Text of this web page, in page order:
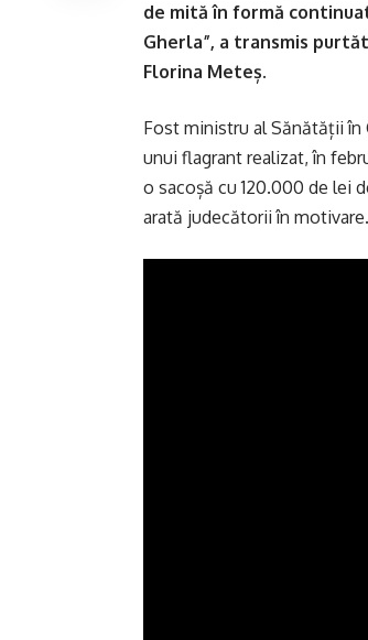
de mită în formă
Gherla”, a transmis
Florina Meteș.
Fost ministru al Sănătății în
unui flagrant realizat, în
o sacoșă cu 120.000 de lei
arată judecătorii în motivare.